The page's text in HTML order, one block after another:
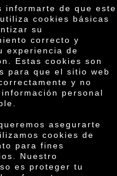
informarte de que este
cookies básicas
su
correcto y
experiencia de
Estas cookies son
para que el sitio web
y no
personal
asegurarte
cookies de
para fines
Nuestro
es proteger tu
"La
está
venden
según
Con el